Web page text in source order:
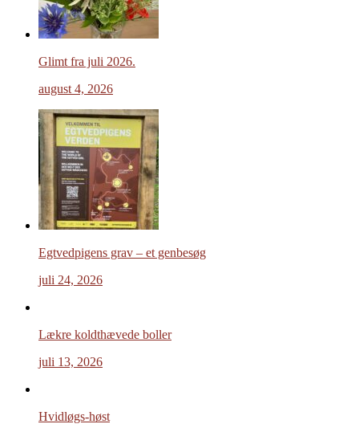
Glimt fra juli 2026.
august 4, 2026
Egtvedpigens grav – et genbesøg
juli 24, 2026
Lækre koldthævede boller
juli 13, 2026
Hvidløgs-høst